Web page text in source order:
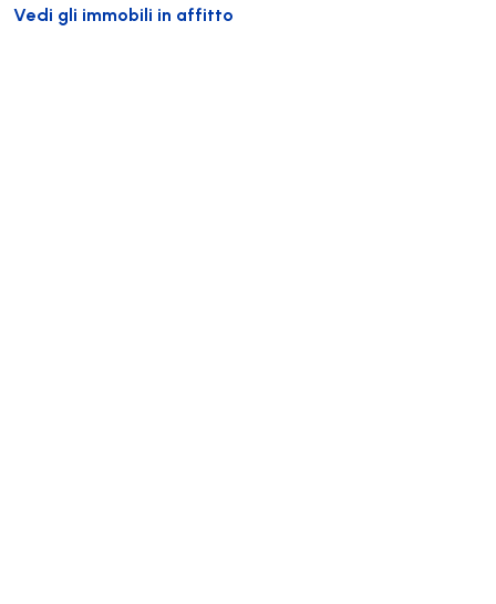
Vedi gli immobili in affitto